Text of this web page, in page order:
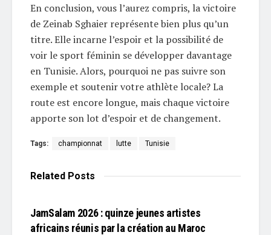
En conclusion, vous l’aurez compris, la victoire
de Zeinab Sghaier représente bien plus qu’un
titre. Elle incarne l’espoir et la possibilité de
voir le sport féminin se développer davantage
en Tunisie. Alors, pourquoi ne pas suivre son
exemple et soutenir votre athlète locale? La
route est encore longue, mais chaque victoire
apporte son lot d’espoir et de changement.
Tags: championnat lutte Tunisie
Related Posts
JamSalam 2026 : quinze jeunes artistes
africains réunis par la création au Maroc